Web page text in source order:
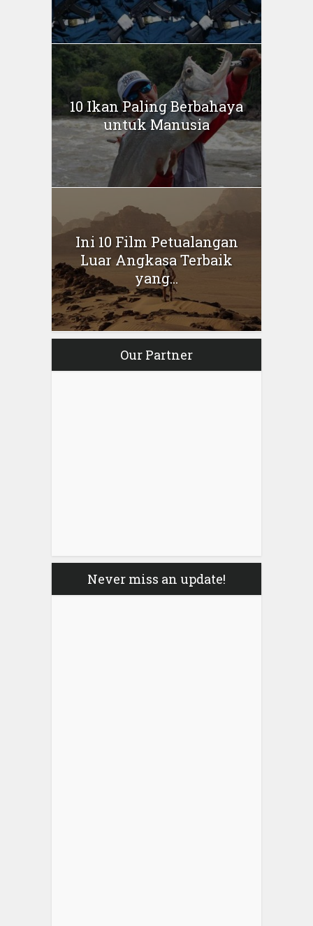
10 Ikan Paling Berbahaya
untuk Manusia
Ini 10 Film Petualangan
Luar Angkasa Terbaik
yang...
Our Partner
Never miss an update!